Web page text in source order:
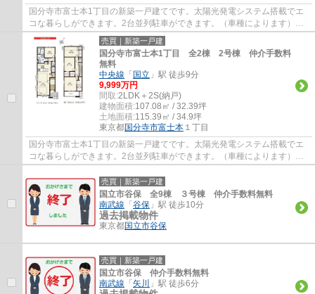
国分寺市富士本1丁目の新築一戸建てです。太陽光発電システム搭載でエ
コな暮らしができます。2台並列駐車ができます。（車種によります）ウ
ォークインクローゼット2か所とドレスルーム...
売買｜新築一戸建
国分寺市富士本1丁目 全2棟 2号棟 仲介手数料
無料
中央線 「 国立 」駅 徒歩9分
9,999万円
間取:2LDK＋2S(納戸)
建物面積:107.08㎡ / 32.39坪
土地面積:115.39㎡ / 34.9坪
東京都国分寺市富士本 １丁目
国分寺市富士本1丁目の新築一戸建てです。太陽光発電システム搭載でエ
コな暮らしができます。2台並列駐車ができます。（車種によります）ウ
ォークインクローゼット2か所とドレスルーム...
売買｜新築一戸建
国立市谷保 全9棟 ３号棟 仲介手数料無料
南武線 「 谷保 」駅 徒歩10分
過去掲載物件
東京都国立市谷保
売買｜新築一戸建
国立市谷保 仲介手数料無料
南武線 「 矢川 」駅 徒歩6分